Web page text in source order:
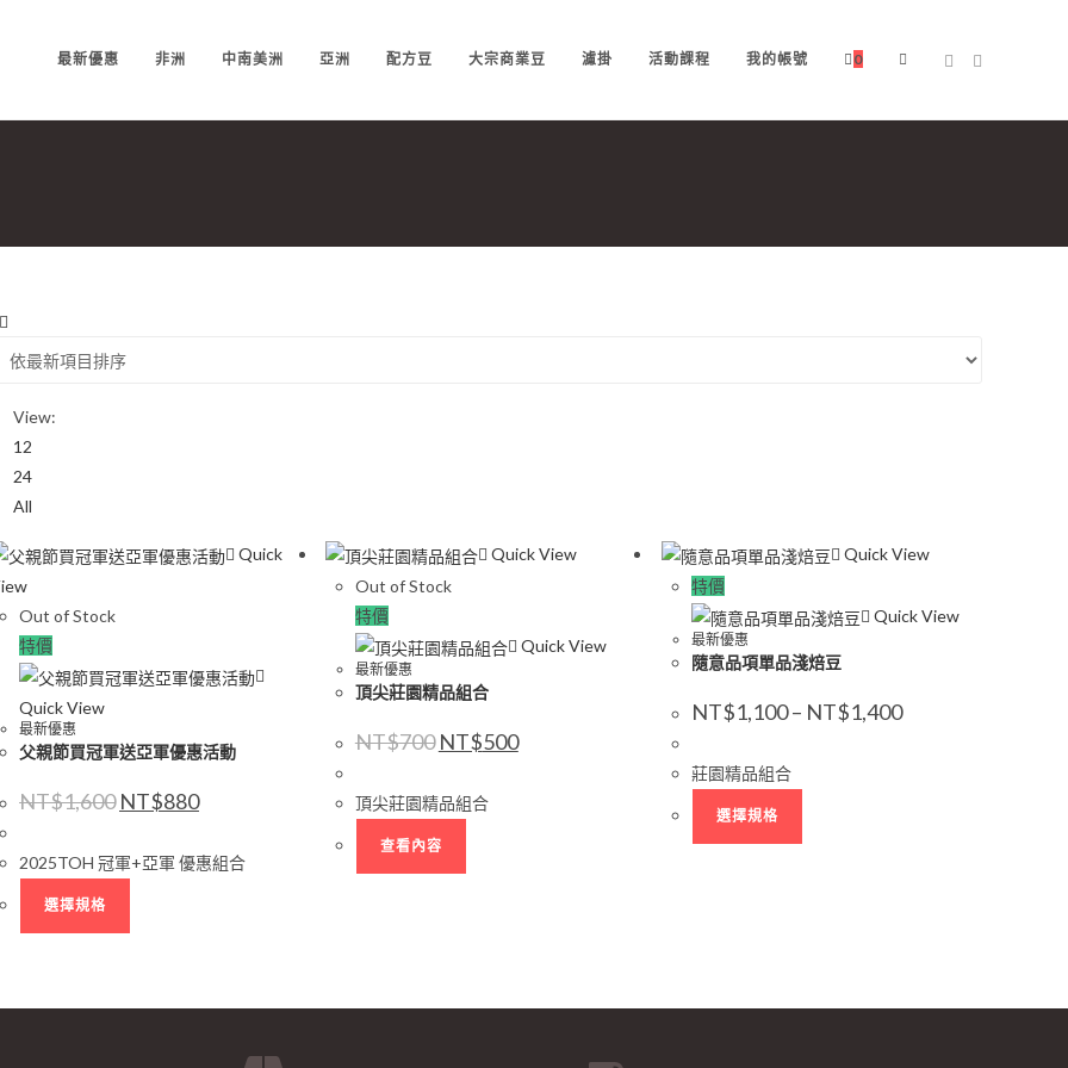
最新優惠 非洲 中南美洲 亞洲 配方豆 大宗商業豆 濾掛 活動課程 我的帳號 0
View:
12
24
All
Quick
Out of Stock
特價
Quick View
最新優惠
父親節買冠軍送亞軍優惠活動
NT$1,600 NT$880
2025TOH 冠軍+亞軍 優惠組合
選擇規格
Quick View
Out of Stock
特價
Quick View
最新優惠
頂尖莊園精品組合
NT$700 NT$500
頂尖莊園精品組合
查看內容
Quick View
特價
Quick View
最新優惠
隨意品項單品淺焙豆
NT$1,100 – NT$1,400
莊園精品組合
選擇規格